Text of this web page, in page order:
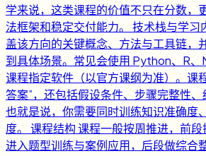
学来说，这类课程的价值不只在分数，
法框架和稳定交付能力。 技术栈与学习
盖该方向的关键概念、方法与工具链，
到具体场景。常见会使用 Python、R
课程指定软件（以官方课纲为准）。课
答案”，还包括假设条件、步骤完整性、
也就是说，你需要同时训练知识准确度
度。 课程结构 课程一般按周推进，前
进入题型训练与案例应用，后段做综合